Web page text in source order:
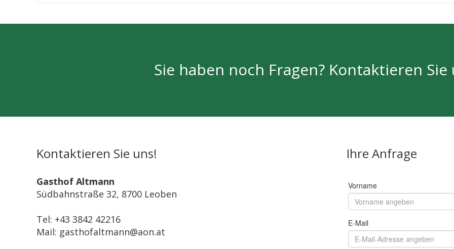
Sie haben noch Fragen? Kontaktieren Sie
Kontaktieren Sie uns!
Gasthof Altmann
Südbahnstraße 32, 8700 Leoben
Tel: +43 3842 42216
Mail: gasthofaltmann@aon.at
Ihre Anfrage